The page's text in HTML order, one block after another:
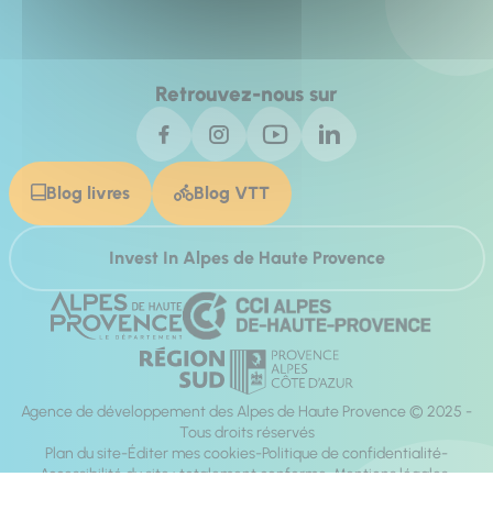
Retrouvez-nous sur
Blog livres Blog VTT
Invest In Alpes de Haute Provence
Agence de développement des Alpes de Haute Provence © 2025 -
Tous droits réservés
Plan du site Éditer mes cookies Politique de confidentialité
Accessibilité du site : totalement conforme Mentions légales